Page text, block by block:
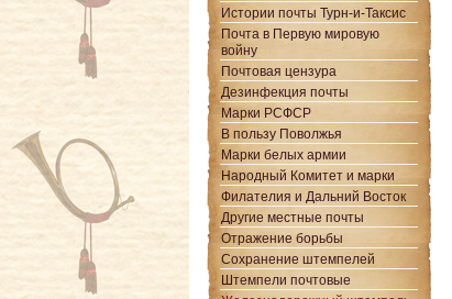
Истории почты Турн-и-Таксис
Почта в Первую мировую
войну
Почтовая цензура
Дезинфекция почты
Марки РСФСР
В пользу Поволжья
Марки белых армии
Народный Комитет и марки
Филателия и Дальний Восток
Другие местные почты
Отражение борьбы
Сохранение штемпелей
Штемпели почтовые